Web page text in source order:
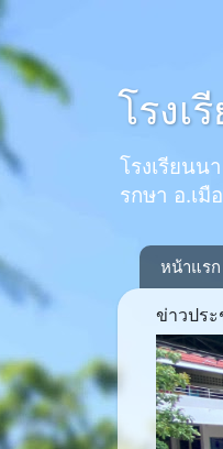
โรงเ
โรงเรียน
รกษา อ.เ
หน้าแรก
ข่าวปร